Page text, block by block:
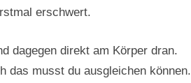
erschwert.
dagegen direkt am Körper dran.
das musst du ausgleichen können.